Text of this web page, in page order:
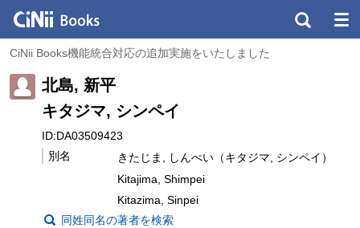
CiNii Books機能統合対応の追加実施をいたしました
北島, 新平
キタジマ, シンペイ
ID:DA03509423
別名
きたじま, しんぺい（キタジマ, シンペイ）
Kitajima, Shimpei
Kitazima, Sinpei
同姓同名の著者を検索